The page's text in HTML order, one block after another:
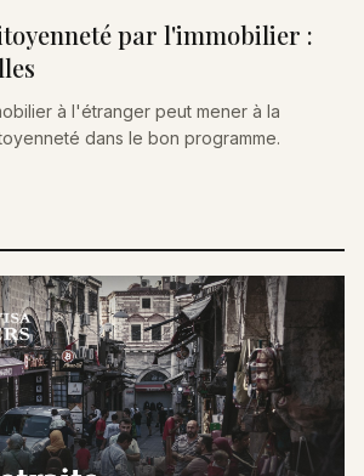
par l'immobilier :
à l'étranger peut mener à la
dans le bon programme.